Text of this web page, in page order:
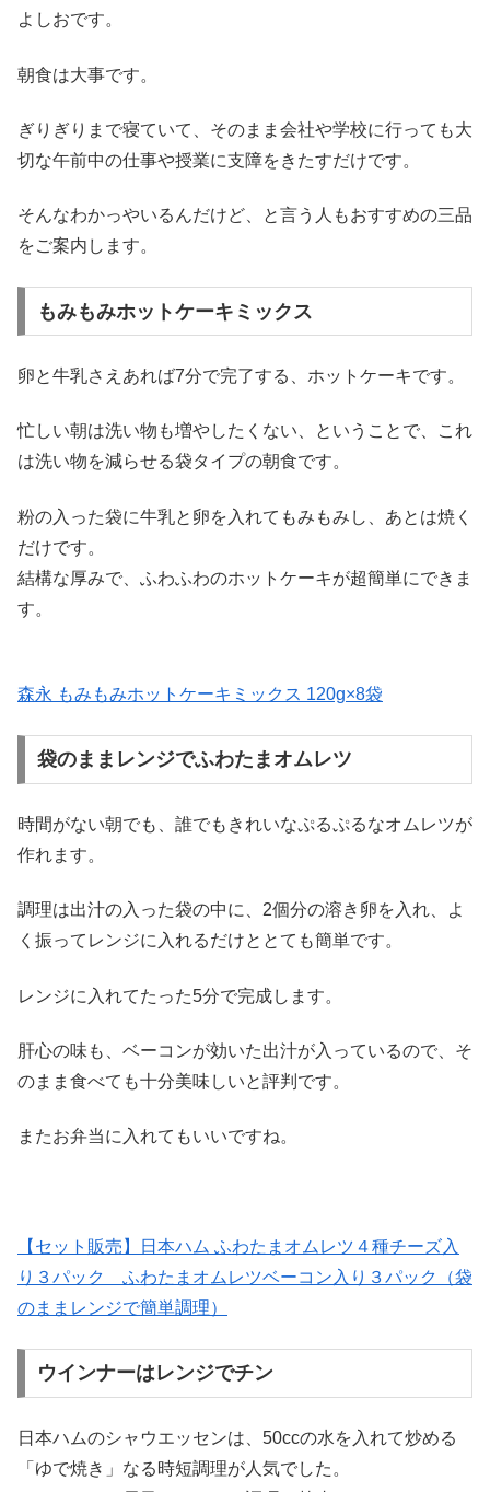
よしおです。
朝食は大事です。
ぎりぎりまで寝ていて、そのまま会社や学校に行っても大
切な午前中の仕事や授業に支障をきたすだけです。
そんなわかっやいるんだけど、と言う人もおすすめの三品
をご案内します。
もみもみホットケーキミックス
卵と牛乳さえあれば7分で完了する、ホットケーキです。
忙しい朝は洗い物も増やしたくない、ということで、これ
は洗い物を減らせる袋タイプの朝食です。
粉の入った袋に牛乳と卵を入れてもみもみし、あとは焼く
だけです。
結構な厚みで、ふわふわのホットケーキが超簡単にできま
す。
森永 もみもみホットケーキミックス 120g×8袋
袋のままレンジでふわたまオムレツ
時間がない朝でも、誰でもきれいなぷるぷるなオムレツが
作れます。
調理は出汁の入った袋の中に、2個分の溶き卵を入れ、よ
く振ってレンジに入れるだけととても簡単です。
レンジに入れてたった5分で完成します。
肝心の味も、ベーコンが効いた出汁が入っているので、そ
のまま食べても十分美味しいと評判です。
またお弁当に入れてもいいですね。
【セット販売】日本ハム ふわたまオムレツ４種チーズ入
り３パック ふわたまオムレツベーコン入り３パック（袋
のままレンジで簡単調理）
ウインナーはレンジでチン
日本ハムのシャウエッセンは、50ccの水を入れて炒める
「ゆで焼き」なる時短調理が人気でした。